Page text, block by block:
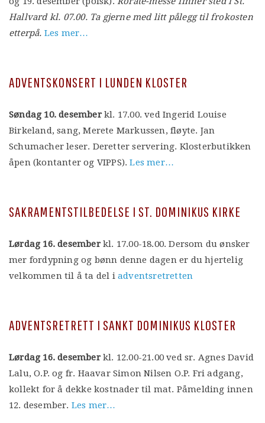
Hallvard kl. 07.00. Ta gjerne med litt pålegg til frokosten
etterpå. Les mer…
ADVENTSKONSERT I LUNDEN KLOSTER
Søndag 10. desemberkl. 17.00. ved Ingerid Louise
Birkeland, sang, Merete Markussen, fløyte. Jan
Schumacher leser. Deretter servering. Klosterbutikken
åpen (kontanter og VIPPS).Les mer…
SAKRAMENTSTILBEDELSE I ST. DOMINIKUS KIRKE
Lørdag 16. desemberkl. 17.00-18.00. Dersom du ønsker
mer fordypning og bønn denne dagen er du hjertelig
velkommen til å ta del i adventsretretten
ADVENTSRETRETT I SANKT DOMINIKUS KLOSTER
Lørdag 16. desemberkl. 12.00-21.00 ved sr. Agnes David
Lalu, O.P. og fr. Haavar Simon Nilsen O.P. Fri adgang,
kollekt for å dekke kostnader til mat. Påmelding innen
12. desember. Les mer…